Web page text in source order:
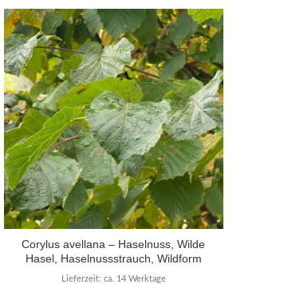
Corylus avellana – Haselnuss, Wilde
Hasel, Haselnussstrauch, Wildform
Lieferzeit: ca. 14 Werktage